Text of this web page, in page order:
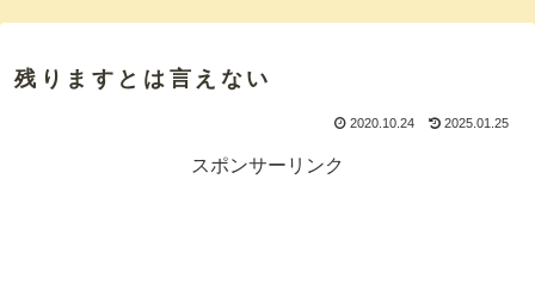
残りますとは言えない
2020.10.24 2025.01.25
スポンサーリンク